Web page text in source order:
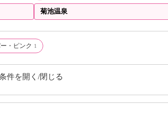
・ピンク 1
件を開く/閉じる